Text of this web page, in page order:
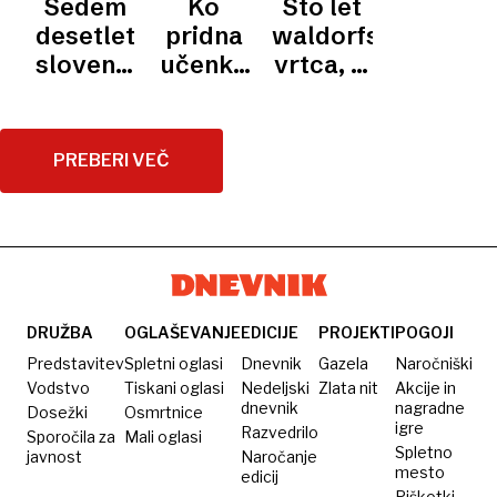
zgodovino
se še
spomnite
podobo:
»Dobrodošli,
Sedem
desetletij
slovenskega
pod
okriljem
Ko
pridna
učenka
prestopnica:
kulturni
rokenrol
dobe
Sto let
waldorfskega
vrtca, ki
PREBERI VEČ
DRUŽBA
Predstavitev
Vodstvo
Dosežki
Sporočila za
javnost
OGLAŠEVANJE
Spletni oglasi
Tiskani oglasi
Osmrtnice
Mali oglasi
EDICIJE
Dnevnik
Nedeljski
dnevnik
Razvedrilo
Naročanje
edicij
PROJEKTI
Gazela
Zlata nit
POGOJI
Naročniški
Akcije in
nagradne
igre
Spletno
mesto